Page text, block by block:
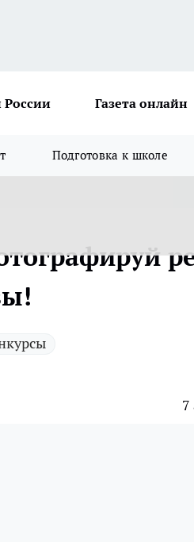
России Газета онлайн
Подготовка к школе
7